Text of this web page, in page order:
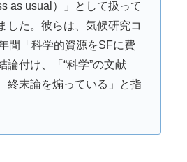
as usual）」として扱って
した。彼らは、気候研究コ
間「科学的資源をSFに費
論付け、「“科学”の文献
終末論を煽っている」と指